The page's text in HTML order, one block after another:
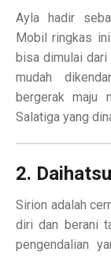
Ayla hadir
Mobil ringkas
bisa dimulai dari
mudah
bergerak maju
Salatiga yang
2.
Sirion adalah
diri dan berani
pengendalian